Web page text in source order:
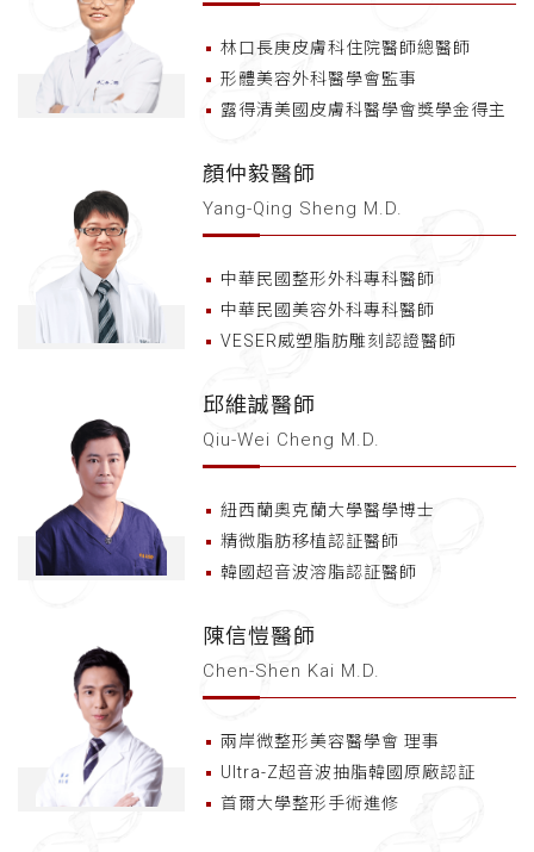
林口長庚皮膚科住院醫師總醫師
形體美容外科醫學會監事
露得清美國皮膚科醫學會獎學金得主
顏仲毅醫師
Yang-Qing Sheng M.D.
中華民國整形外科專科醫師
中華民國美容外科專科醫師
VESER威塑脂肪雕刻認證醫師
邱維誠醫師
Qiu-Wei Cheng M.D.
紐西蘭奧克蘭大學醫學博士
精微脂肪移植認証醫師
韓國超音波溶脂認証醫師
陳信愷醫師
Chen-Shen Kai M.D.
兩岸微整形美容醫學會 理事
Ultra-Z超音波抽脂韓國原廠認証
首爾大學整形手術進修